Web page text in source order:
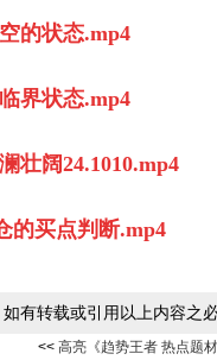
的状态.mp4
界状态.mp4
壮阔24.1010.mp4
的买点判断.mp4
如有转载或引用以上内容之
<< 高亮《趋势王者 热点题